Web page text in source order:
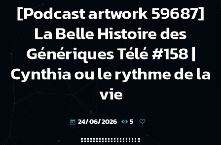
[Podcast artwork 59687]
La Belle Histoire des
Génériques Télé #158 |
Cynthia ou le rythme de la
vie
today 24/06/2026 5